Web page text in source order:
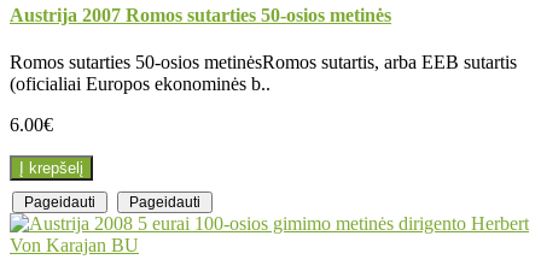
Austrija 2007 Romos sutarties 50-osios metinės
Romos sutarties 50-osios metinėsRomos sutartis, arba EEB sutartis
(oficialiai Europos ekonominės b..
6.00€
Į krepšelį
Pageidauti Pageidauti